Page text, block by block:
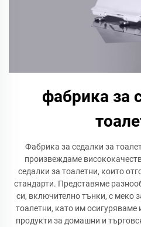
фабрика за
Фабрика за седалки за
произвеждаме
седалки за тоалетни, които
стандарти. Представяме
си, включително тънки, с меко
тоалетни, като им
продукти за домашни и